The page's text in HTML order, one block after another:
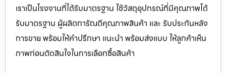
เราเป็นโรงงานที่ได้รับมาตรฐาน ใช้วัสดุอุปกรณ์ที่มีคุณภาพได้
รับมาตรฐาน ผู้ผลิตการัณตีคุณภาพสินค้า และ รับประกันหลัง
การขาย พร้อมให้คำปรึกษา แนะนำ พร้อมส่งแบบ ให้ลูกค้าเห็น
ภาพก่อนตัดสินใจในการเลือกซื้อสินค้า